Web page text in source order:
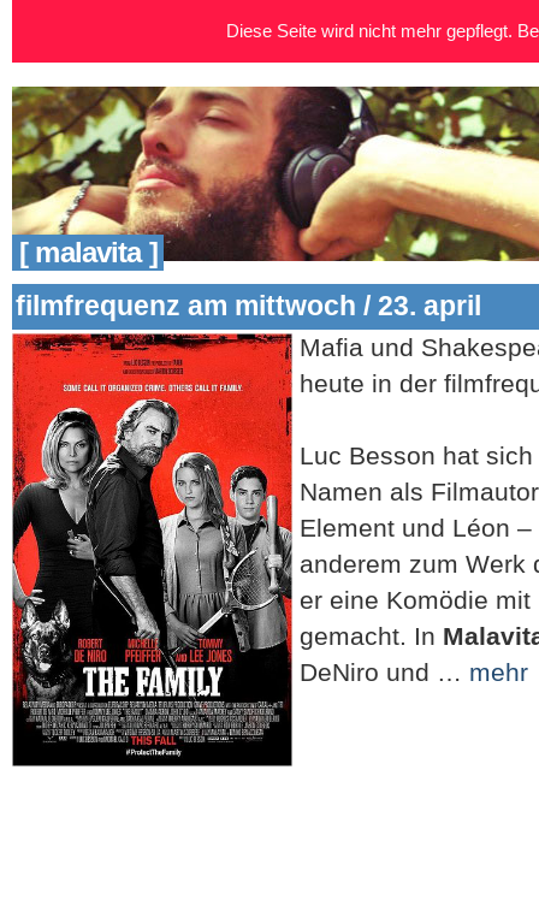
[ malavita ]
filmfrequenz am mittwoch / 23. april
Mafia und
heute in der
Luc Besson hat
Namen als
Element und Léon
anderem zum Werk
er eine Komödie
gemacht. In
DeNiro und … mehr
Diese Seite wird nicht mehr gepflegt.